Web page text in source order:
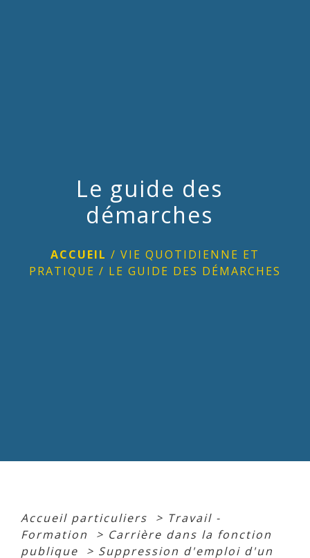
Le guide des
démarches
ACCUEIL / VIE QUOTIDIENNE ET
PRATIQUE / LE GUIDE DES DÉMARCHES
Accueil particuliers > Travail -
Formation
> Carrière dans la fonction
publique
> Suppression d'emploi d'un